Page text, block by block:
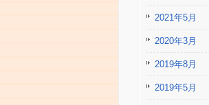
2021年5月
2020年3月
2019年8月
2019年5月